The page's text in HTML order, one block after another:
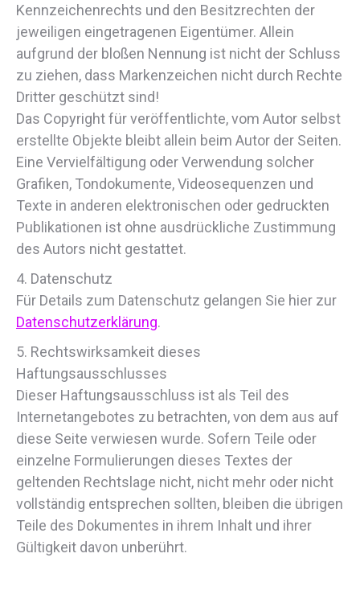
Kennzeichenrechts und den Besitzrechten der
jeweiligen eingetragenen Eigentümer. Allein
aufgrund der bloßen Nennung ist nicht der Schluss
zu ziehen, dass Markenzeichen nicht durch Rechte
Dritter geschützt sind!
Das Copyright für veröffentlichte, vom Autor selbst
erstellte Objekte bleibt allein beim Autor der Seiten.
Eine Vervielfältigung oder Verwendung solcher
Grafiken, Tondokumente, Videosequenzen und
Texte in anderen elektronischen oder gedruckten
Publikationen ist ohne ausdrückliche Zustimmung
des Autors nicht gestattet.
4. Datenschutz
Für Details zum Datenschutz gelangen Sie hier zur
Datenschutzerklärung.
5. Rechtswirksamkeit dieses
Haftungsausschlusses
Dieser Haftungsausschluss ist als Teil des
Internetangebotes zu betrachten, von dem aus auf
diese Seite verwiesen wurde. Sofern Teile oder
einzelne Formulierungen dieses Textes der
geltenden Rechtslage nicht, nicht mehr oder nicht
vollständig entsprechen sollten, bleiben die übrigen
Teile des Dokumentes in ihrem Inhalt und ihrer
Gültigkeit davon unberührt.